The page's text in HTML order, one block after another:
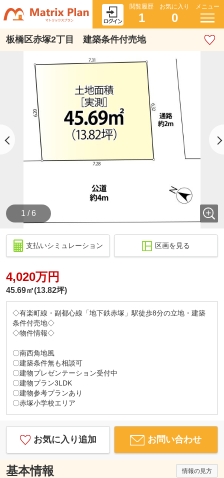
閲覧履歴
1
お気に入り
0
メニュー
板橋区赤塚2丁目 建築条件付売地
1 / 6
支払いシミュレーション 区画を見る
4,020万円
45.69㎡(13.82坪)
◇有楽町線・副都心線「地下鉄赤塚」駅徒歩8分の立地・建築
条件付売地◇
◇物件情報◇
〇南西角地風
〇建築条件無も相談可
〇建物プレゼンテーション受付中
〇建物プラン3LDK
〇建物参考プランあり
〇赤塚小学校エリア
お気に入り追加 お問い合わせ
基本情報 情報の見方